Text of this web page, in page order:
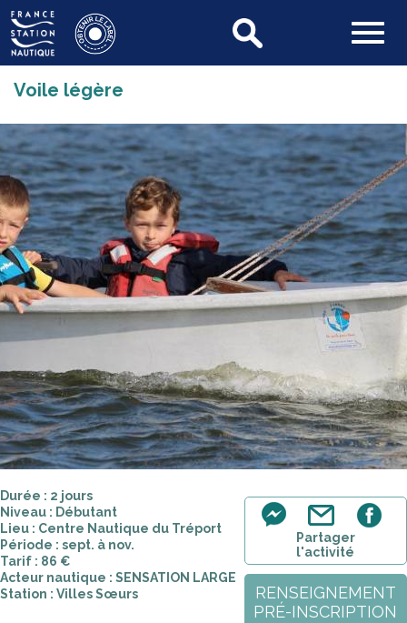
Voile légère
Durée : 2 jours
Niveau : Débutant
Lieu : Centre Nautique du Tréport
Période : sept. à nov.
Tarif : 86 €
Acteur nautique : SENSATION LARGE
Station : Villes Sœurs
Partager
l'activité
RENSEIGNEMENT
PRÉ-INSCRIPTION